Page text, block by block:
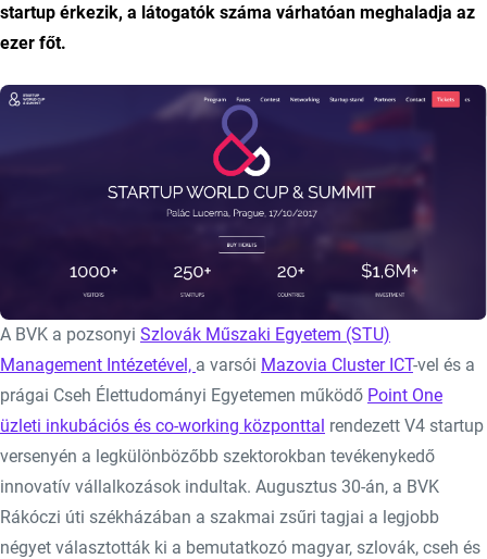
startup érkezik, a látogatók száma várhatóan meghaladja az
ezer főt.
A BVK a pozsonyi Szlovák Műszaki Egyetem (STU)
Management Intézetével, a varsói Mazovia Cluster ICT-vel és a
prágai Cseh Élettudományi Egyetemen működő Point One
üzleti inkubációs és co-working központtal rendezett V4 startup
versenyén a legkülönbözőbb szektorokban tevékenykedő
innovatív vállalkozások indultak. Augusztus 30-án, a BVK
Rákóczi úti székházában a szakmai zsűri tagjai a legjobb
négyet választották ki a bemutatkozó magyar, szlovák, cseh és